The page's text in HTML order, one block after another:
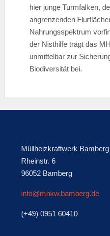
hier junge Turmfalken,
angrenzenden
Nahrungsspektrum
der Nisthilfe trägt das
unmittelbar zur
Biodiversität bei.
Müllheizkraftwerk Bamberg
Rheinstr. 6
96052 Bamberg
info@mhkw.bamberg.de
(+49) 0951 60410